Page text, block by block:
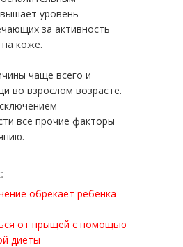
уровень
за активность
коже.
чаще всего и
во взрослом возрасте.
все прочие факторы
обрекает ребенка
от прыщей с помощью
диеты